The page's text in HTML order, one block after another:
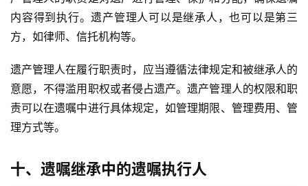
内容得到执行。遗产管理人可以是继承人，也可以是第三
方，如律师、信托机构等。
遗产管理人在履行职责时，应当遵循法律规定和被继承人的
意愿，不得滥用职权或者侵占遗产。遗产管理人的权限和职
责可以在遗嘱中进行具体规定，如管理期限、管理费用、管
理方式等。
十、遗嘱继承中的遗嘱执行人